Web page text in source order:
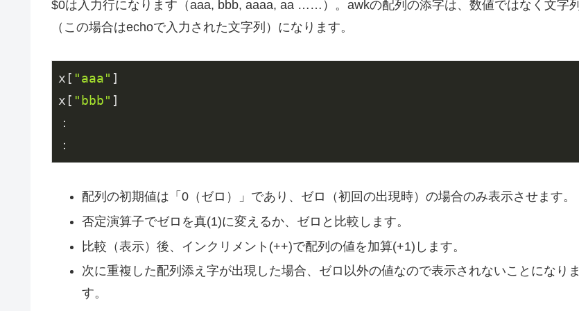
$0は入力行になります（aaa, bbb, aaaa, aa ……）。awkの配列の添字は、数値ではなく文字列
（この場合はechoで入力された文字列）になります。
x[ "aaa" ]
x[ "bbb" ]
：
：
配列の初期値は「0（ゼロ）」であり、ゼロ（初回の出現時）の場合のみ表示させます。
否定演算子でゼロを真(1)に変えるか、ゼロと比較します。
比較（表示）後、インクリメント(++)で配列の値を加算(+1)します。
次に重複した配列添え字が出現した場合、ゼロ以外の値なので表示されないことになりま
す。